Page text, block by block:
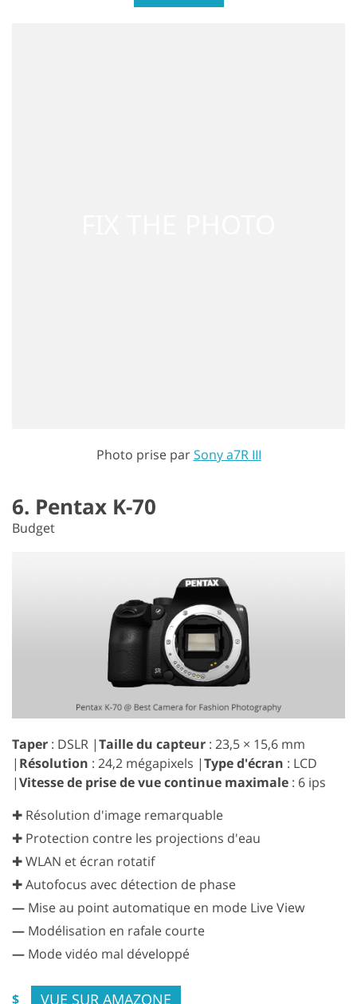
Photo prise parSony a7R III
6. Pentax K-70
Budget
Taper : DSLR |Taille du capteur : 23,5 × 15,6 mm
| Résolution : 24,2 mégapixels |Type d'écran : LCD
|Vitesse de prise de vue continue maximale : 6 ips
✚ Résolution d'image remarquable
✚ Protection contre les projections d'eau
✚ WLAN et écran rotatif
✚ Autofocus avec détection de phase
— Mise au point automatique en mode Live View
— Modélisation en rafale courte
— Mode vidéo mal développé
$ VUE SUR AMAZONE